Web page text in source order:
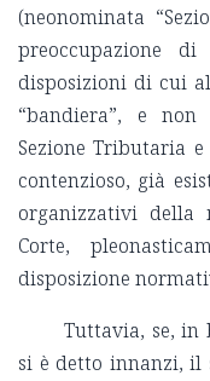
(neonominata
preoccupazione
disposizioni di cui
“bandiera”, e non
Sezione Tributaria
contenzioso, già
organizzativi della
Corte,
disposizione
Tuttavia, se, in
si è detto innanzi, il